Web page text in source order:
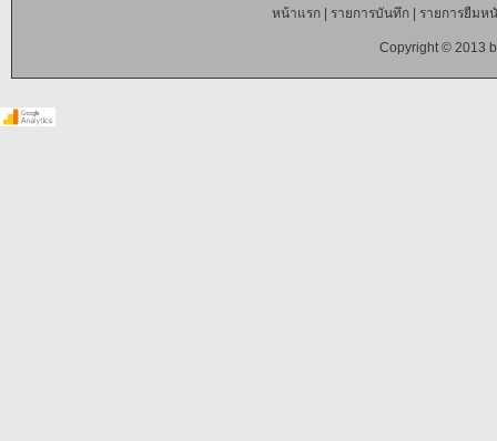
หน้าแรก| รายการบันทึก| รายการยืมห
Copyright © 2013